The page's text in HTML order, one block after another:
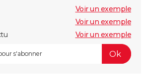
Voir un exemple
Voir un exemple
Voir un exemple